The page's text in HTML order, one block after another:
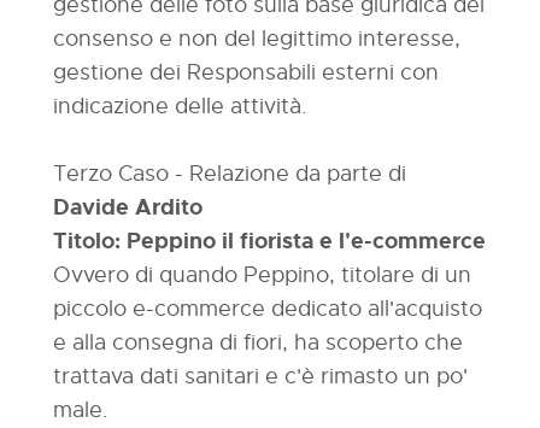
consenso e non del legittimo interesse,
gestione dei Responsabili esterni con
indicazione delle attività.
Terzo Caso - Relazione da parte di
Davide Ardito
Titolo: Peppino il fiorista e l'e-commerce
Ovvero di quando Peppino, titolare di un
piccolo e-commerce dedicato all'acquisto
e alla consegna di fiori, ha scoperto che
trattava dati sanitari e c'è rimasto un po'
male.